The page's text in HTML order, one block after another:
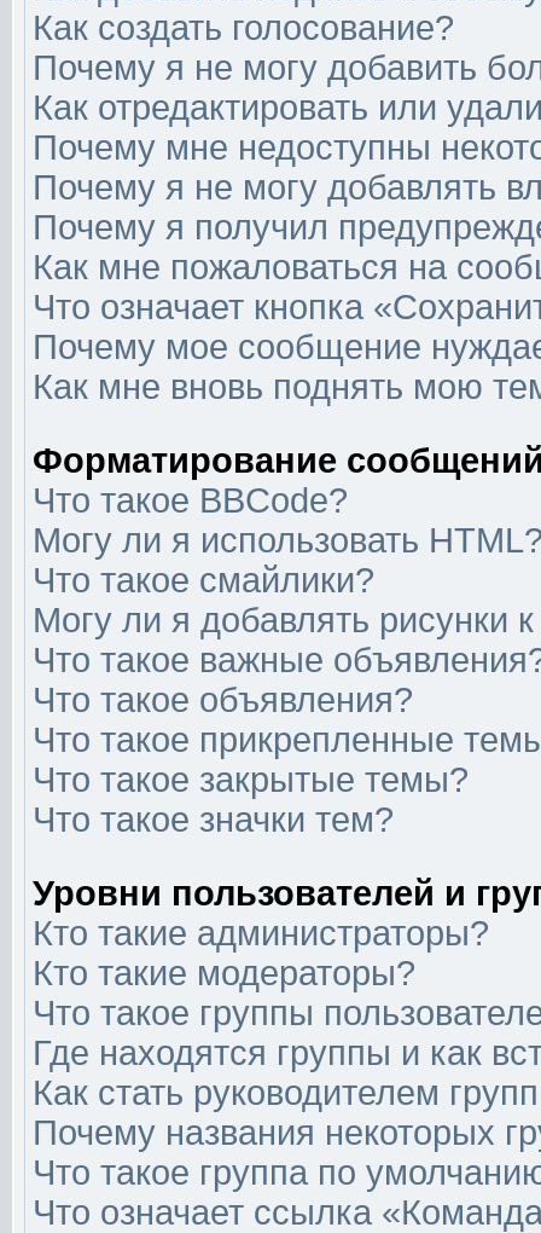
Как создать голосование?
Почему я не могу добавить
Как отредактировать или
Почему мне недоступны
Почему я не могу добавлять
Почему я получил
Как мне пожаловаться на
Что означает кнопка
Почему мое сообщение
Как мне вновь поднять мою
Форматирование
Что такое BBCode?
Могу ли я использовать
Что такое смайлики?
Могу ли я добавлять рисунки
Что такое важные
Что такое объявления?
Что такое прикрепленные
Что такое закрытые темы?
Что такое значки тем?
Уровни пользователей и
Кто такие администраторы?
Кто такие модераторы?
Что такое группы
Где находятся группы и как
Как стать руководителем
Почему названия некоторых
Что такое группа по
Что означает ссылка